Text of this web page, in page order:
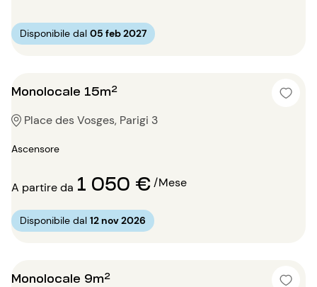
Disponibile dal 05 feb 2027
Monolocale 15m²
Place des Vosges, Parigi 3
Ascensore
A partire da 1 050 €/Mese
Disponibile dal 12 nov 2026
Monolocale 9m²